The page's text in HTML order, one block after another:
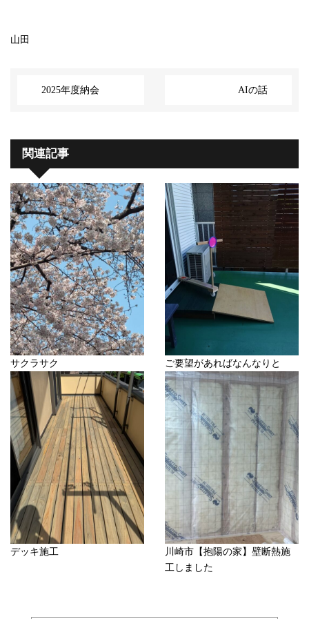
山田
2025年度納会 AIの話
関連記事
サクラサク ご要望があればなんなりと
デッキ施工
川崎市【抱陽の家】壁断熱施
工しました